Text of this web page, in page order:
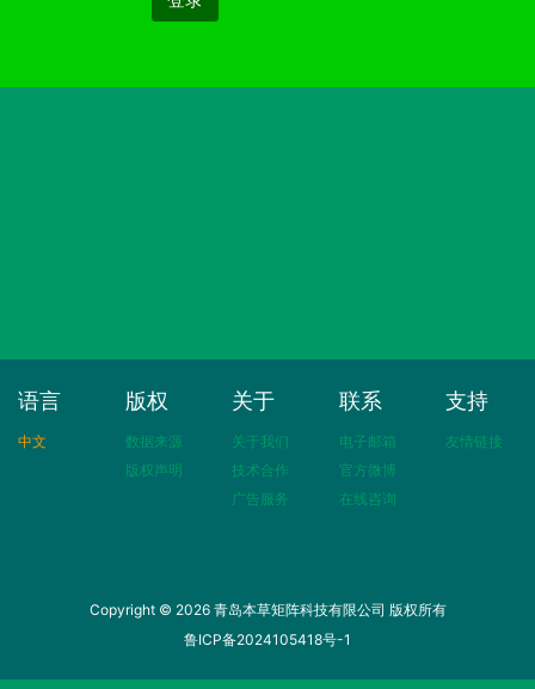
语言
中文
版权
数据来源
版权声明
关于
关于我们
技术合作
广告服务
联系
电子邮箱
官方微博
在线咨询
支持
友情链接
Copyright © 2026 青岛本草矩阵科技有限公司 版权所有
鲁ICP备2024105418号-1